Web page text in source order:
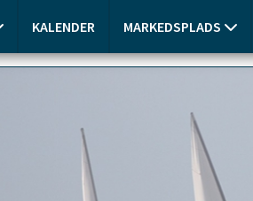
KALENDER MARKEDSPLADS